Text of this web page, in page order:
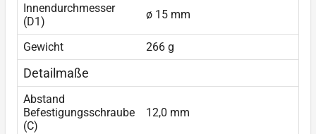
Innendurchmesser
(D1)
ø 15 mm
Gewicht 266 g
Detailmaße
Abstand
Befestigungsschraube
(C)
12,0 mm